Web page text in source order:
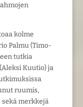
kolme
Palmu (Timo-
tutkia
Kuutio) ja
ruumis,
merkkejä